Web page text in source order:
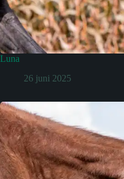
Luna
26 juni 2025